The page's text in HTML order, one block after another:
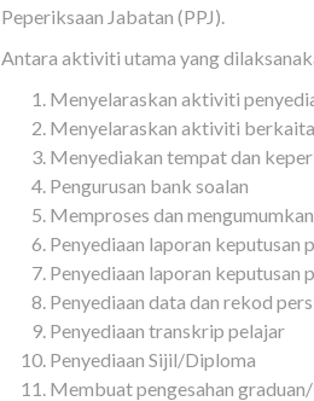
Peperiksaan Jabatan (PPJ).
Antara aktiviti utama yang
Menyelaraskan aktiviti
Menyelaraskan aktiviti
Menyediakan tempat dan
Pengurusan bank soalan
Memproses dan
Penyediaan laporan keputusan
Penyediaan laporan keputusan
Penyediaan data dan rekod
Penyediaan transkrip pelajar
Penyediaan Sijil/Diploma
Membuat pengesahan